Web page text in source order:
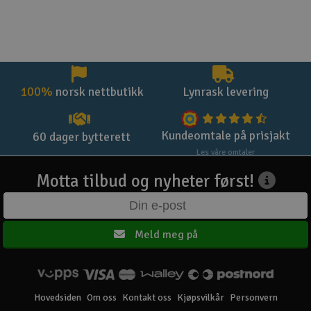
100% norsk nettbutikk Lynrask levering
60 dager bytterett Kundeomtale på prisjakt
Les våre omtaler
Motta tilbud og nyheter først!
Meld meg på
Hovedsiden Om oss Kontakt oss Kjøpsvilkår Personvern